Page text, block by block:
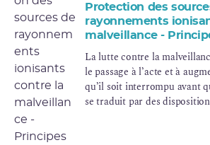
Protection des
rayonnements
malveillance -
La lutte contre la
le passage à l’acte et à
qu’il soit interrompu avant
se traduit par des